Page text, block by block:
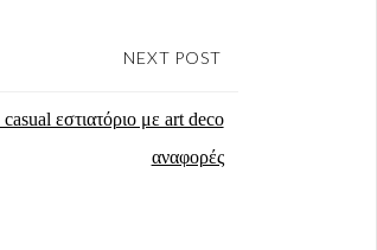
NEXT POST
εστιατόριο με art deco
αναφορές